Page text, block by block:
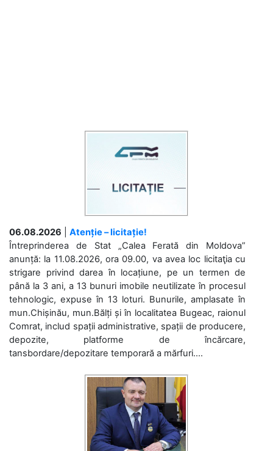
06.08.2026
Atenție – licitație!
Întreprinderea de Stat „Calea Ferată din Moldova”
anunță: la 11.08.2026, ora 09.00, va avea loc licitaţia cu
strigare privind darea în locațiune, pe un termen de
până la 3 ani, a 13 bunuri imobile neutilizate în procesul
tehnologic, expuse în 13 loturi. Bunurile, amplasate în
mun.Chișinău, mun.Bălți și în localitatea Bugeac, raionul
Comrat, includ spații administrative, spații de producere,
depozite, platforme de încărcare,
tansbordare/depozitare temporară a mărfuri....